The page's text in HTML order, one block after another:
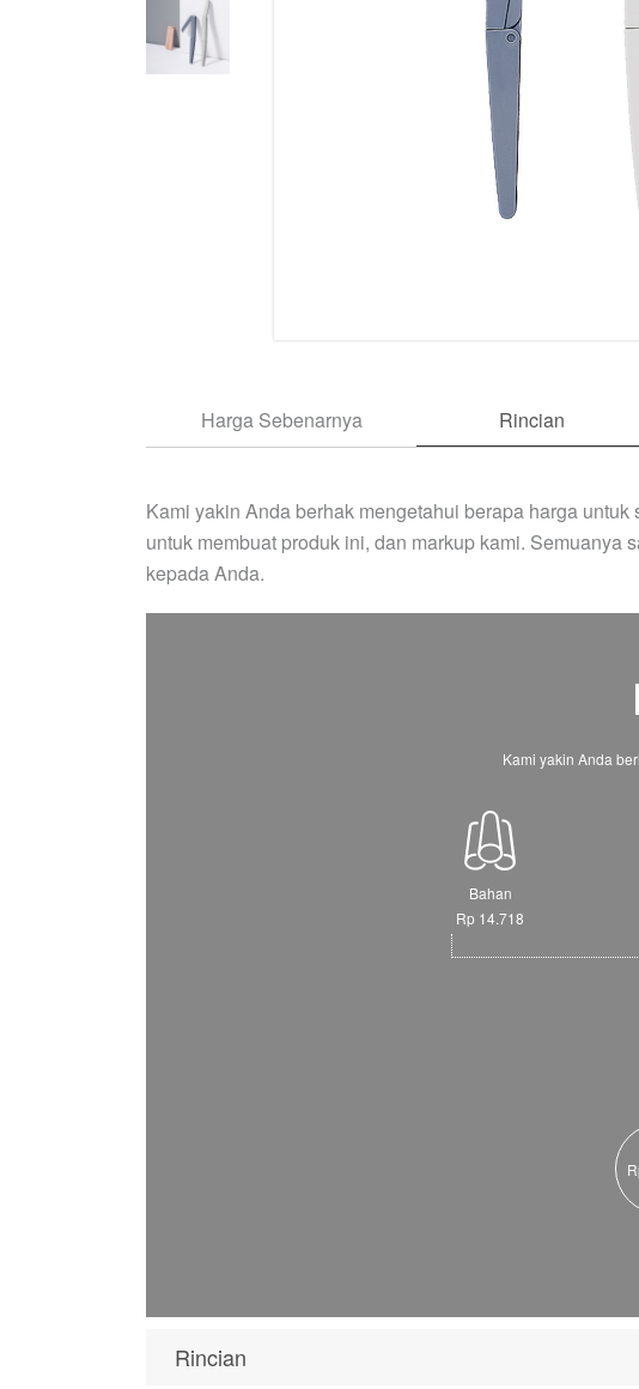
Harga Sebenarnya Rincian
Kami yakin Anda berhak mengetahui berapa harga
untuk membuat produk ini, dan markup kami.
kepada Anda.
Kami yakin Anda
Bahan
Rp 14.718
Rincian